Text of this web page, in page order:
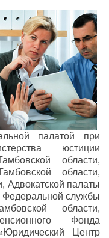
палатой при
юстиции
области,
области,
Адвокатской палаты
Федеральной службы
области,
Фонда
Центр